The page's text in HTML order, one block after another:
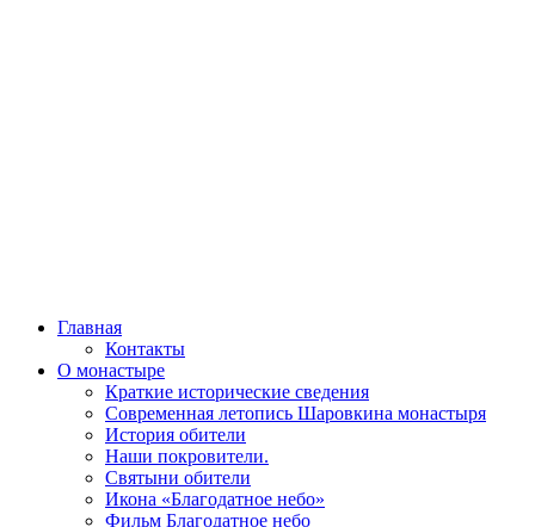
Главная
Контакты
О монастыре
Краткие исторические сведения
Современная летопись Шаровкина монастыря
История обители
Наши покровители.
Святыни обители
Икона «Благодатное небо»
Фильм Благодатное небо